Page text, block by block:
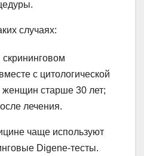
случаях:
с цитологической
женщин старше 30 лет;
лечения.
чаще используют
Digene-тесты.